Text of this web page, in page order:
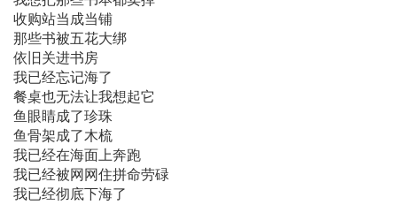
收购站当成当铺
那些书被五花大绑
依旧关进书房
我已经忘记海了
餐桌也无法让我想起它
鱼眼睛成了珍珠
鱼骨架成了木梳
我已经在海面上奔跑
我已经被网网住拼命劳碌
我已经彻底下海了